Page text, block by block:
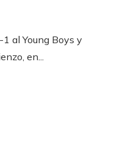
al Young Boys y
en...